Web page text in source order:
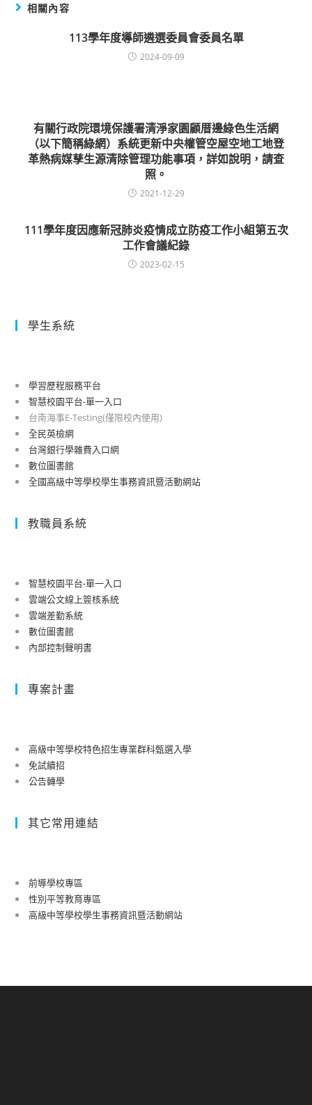
相關內容
113學年度導師遴選委員會委員名單
2024-09-09
有關行政院環境保護署清淨家園顧厝邊綠色生活網
（以下簡稱綠網）系統更新中央權管空屋空地工地登
革熱病媒孳生源清除管理功能事項，詳如說明，請查
照。
2021-12-29
111學年度因應新冠肺炎疫情成立防疫工作小組第五次
工作會議紀錄
2023-02-15
學生系統
學習歷程服務平台
智慧校園平台-單一入口
台南海事E-Testing(僅限校內使用)
全民英檢網
台灣銀行學雜費入口網
數位圖書館
全國高級中等學校學生事務資訊暨活動網站
教職員系統
智慧校園平台-單一入口
雲端公文線上簽核系統
雲端差勤系統
數位圖書館
內部控制聲明書
專案計畫
高級中等學校特色招生專業群科甄選入學
免試續招
公告轉學
其它常用連結
前導學校專區
性別平等教育專區
高級中等學校學生事務資訊暨活動網站